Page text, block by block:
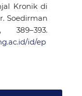
Kronik di
Soedirman
389–393.
id/ep